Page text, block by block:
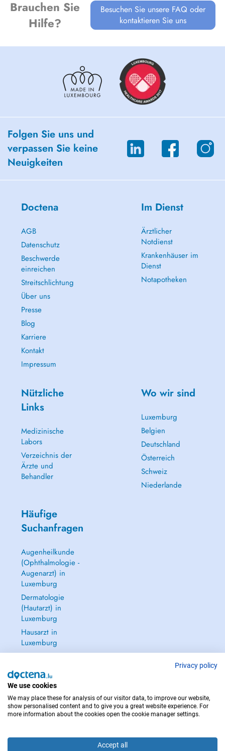
Brauchen Sie
Hilfe?
Besuchen Sie unsere FAQ oder
kontaktieren Sie uns
Folgen Sie uns und
verpassen Sie keine
Neuigkeiten
Doctena
AGB
Datenschutz
Beschwerde
einreichen
Streitschlichtung
Über uns
Presse
Blog
Karriere
Kontakt
Impressum
Im Dienst
Ärztlicher
Notdienst
Krankenhäuser im
Dienst
Notapotheken
Nützliche
Links
Medizinische
Labors
Verzeichnis der
Ärzte und
Behandler
Wo wir sind
Luxemburg
Belgien
Deutschland
Österreich
Schweiz
Niederlande
Häufige
Suchanfragen
Augenheilkunde
(Ophthalmologie -
Augenarzt) in
Luxemburg
Dermatologie
(Hautarzt) in
Luxemburg
Hausarzt in
Luxemburg
Gynäkologie
Frauenheilkunde)
in Luxemburg
Alle anzeigen →
Privacy policy
We use cookies
We may place these for analysis of our visitor data, to improve our website,
show personalised content and to give you a great website experience. For
more information about the cookies open the cookie manager settings.
Accept all